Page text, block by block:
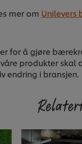
mer om Unilevers
for å gjøre
våre produkter
endring i bransjen.